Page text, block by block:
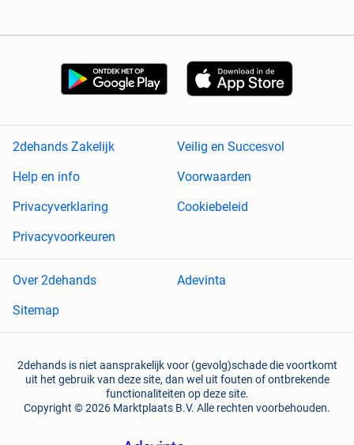
2dehands Zakelijk
Veilig en Succesvol
Help en info
Voorwaarden
Privacyverklaring
Cookiebeleid
Privacyvoorkeuren
Over 2dehands
Adevinta
Sitemap
2dehands is niet aansprakelijk voor (gevolg)schade die voortkomt
uit het gebruik van deze site, dan wel uit fouten of ontbrekende
functionaliteiten op deze site.
Copyright © 2026 Marktplaats B.V. Alle rechten voorbehouden.